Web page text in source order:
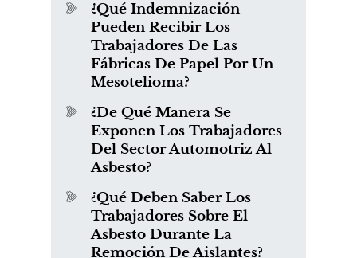
¿Qué Indemnización
Pueden Recibir Los
Trabajadores De Las
Fábricas De Papel Por Un
Mesotelioma?
¿De Qué Manera Se
Exponen Los Trabajadores
Del Sector Automotriz Al
Asbesto?
¿Qué Deben Saber Los
Trabajadores Sobre El
Asbesto Durante La
Remoción De Aislantes?